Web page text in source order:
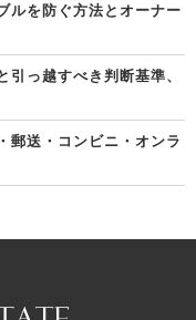
ルを防ぐ方法とオーナー
っ越すべき判断基準、
郵送・コンビニ・オンラ